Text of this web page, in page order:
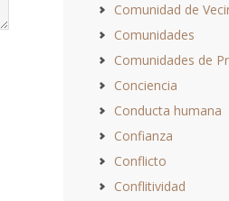
Comunidad de
Comunidades
Comunidades de
Conciencia
Conducta humana
Confianza
Conflicto
Conflitividad